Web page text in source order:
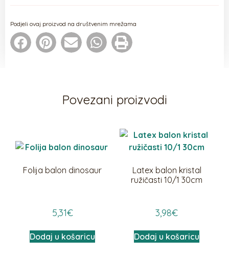
Podjeli ovaj proizvod na društvenim mrežama
Povezani proizvodi
Folija balon dinosaur
5,31€
Dodaj u košaricu
Latex balon kristal
ružičasti 10/1 30cm
3,98€
Dodaj u košaricu